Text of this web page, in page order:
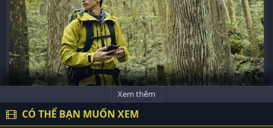
Xem thêm
CÓ THỂ BẠN MUỐN XEM